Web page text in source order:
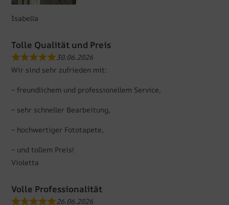
Isabella
Tolle Qualität und Preis
30.06.2026
Wir sind sehr zufrieden mit:
– freundlichem und professionellem Service,
– sehr schneller Bearbeitung,
– hochwertiger Fototapete,
– und tollem Preis!
Violetta
Volle Professionalität
26.06.2026